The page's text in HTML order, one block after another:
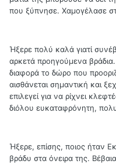
που ξύπνησε. Χαμογέλασε
Ήξερε πολύ καλά γιατί
αρκετά προηγούμενα
διαφορά το δώρο που
αισθάνεται σημαντική και
επιλεγεί για να ρίχνει
διόλου ευκαταφρόνητη,
Ήξερε, επίσης, ποιος ήταν
βράδυ στα όνειρα της.